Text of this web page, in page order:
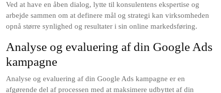
Ved at have en åben dialog, lytte til konsulentens ekspertise og
arbejde sammen om at definere mål og strategi kan virksomheden
opnå større synlighed og resultater i sin online markedsføring.
Analyse og evaluering af din Google Ads
kampagne
Analyse og evaluering af din Google Ads kampagne er en
afgørende del af processen med at maksimere udbyttet af din